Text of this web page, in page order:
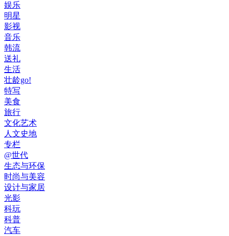
娱乐
明星
影视
音乐
韩流
送礼
生活
壮龄go!
特写
美食
旅行
文化艺术
人文史地
专栏
@世代
生态与环保
时尚与美容
设计与家居
光影
科玩
科普
汽车